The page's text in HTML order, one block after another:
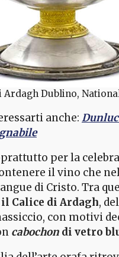
Ardagh Dublino,
anche:
per la
il vino che
di Cristo. Tra
il Calice di Ardagh,
con motivi
cabochon di vetro